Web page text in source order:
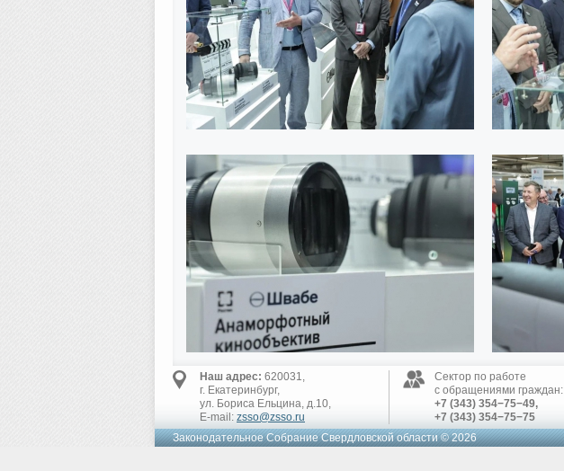
Наш адрес: 620031,
г. Екатеринбург,
ул. Бориса Ельцина, д.10,
E-mail: zsso@zsso.ru
Сектор по работе
с обращениями граждан:
+7 (343) 354−75−49,
+7 (343) 354−75−75
Законодательное Cобрание Свердловской области © 2026